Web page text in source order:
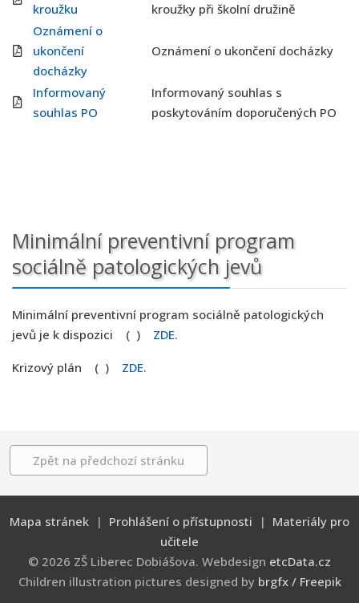
kroužku
kroužky při školní družině
Oznámení o
ukončení
docházky
Oznámení o ukončení docházky
Informovaný
souhlas PO
Informovaný souhlas s
poskytováním doporučených PO
Minimální preventivní program
sociálně patologických jevů
Minimální preventivní program sociálně patologických
jevů je k dispozici ( ) ZDE.
Krizový plán ( ) ZDE.
Zpět na předchozí stránku
Mapa stránek | Prohlášení o přístupnosti | Materiály pro
učitele
© 2026 ZŠ Liberec Dobiášova. Webdesign etcData.cz
Children illustration pictures designed by brgfx / Freepik